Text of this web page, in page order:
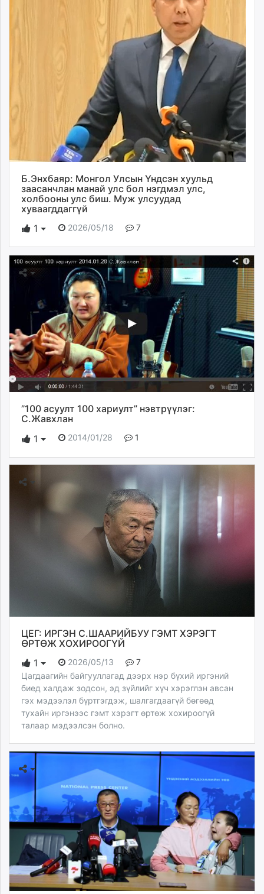
Б.Энхбаяр: Монгол Улсын Үндсэн хуульд
заасанчлан манай улс бол нэгдмэл улс,
холбооны улс биш. Муж улсуудад
хуваагддаггүй
1
2026/05/18 7
”100 асуулт 100 хариулт” нэвтрүүлэг:
С.Жавхлан
1
2014/01/28 1
ЦЕГ: ИРГЭН С.ШААРИЙБУУ ГЭМТ ХЭРЭГТ
ӨРТӨЖ ХОХИРООГҮЙ
1
2026/05/13
7
Цагдаагийн байгууллагад дээрх нэр бүхий иргэний
биед халдаж зодсон, эд зүйлийг хүч хэрэглэн авсан
гэх мэдээлэл бүртгэгдэж, шалгагдаагүй бөгөөд
тухайн иргэнээс гэмт хэрэгт өртөж хохироогүй
талаар мэдээлсэн болно.